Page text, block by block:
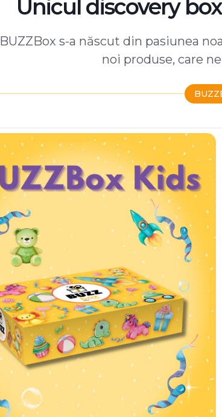
Unicul discovery
BUZZBox s-a născut din pasiunea
noi produse, care